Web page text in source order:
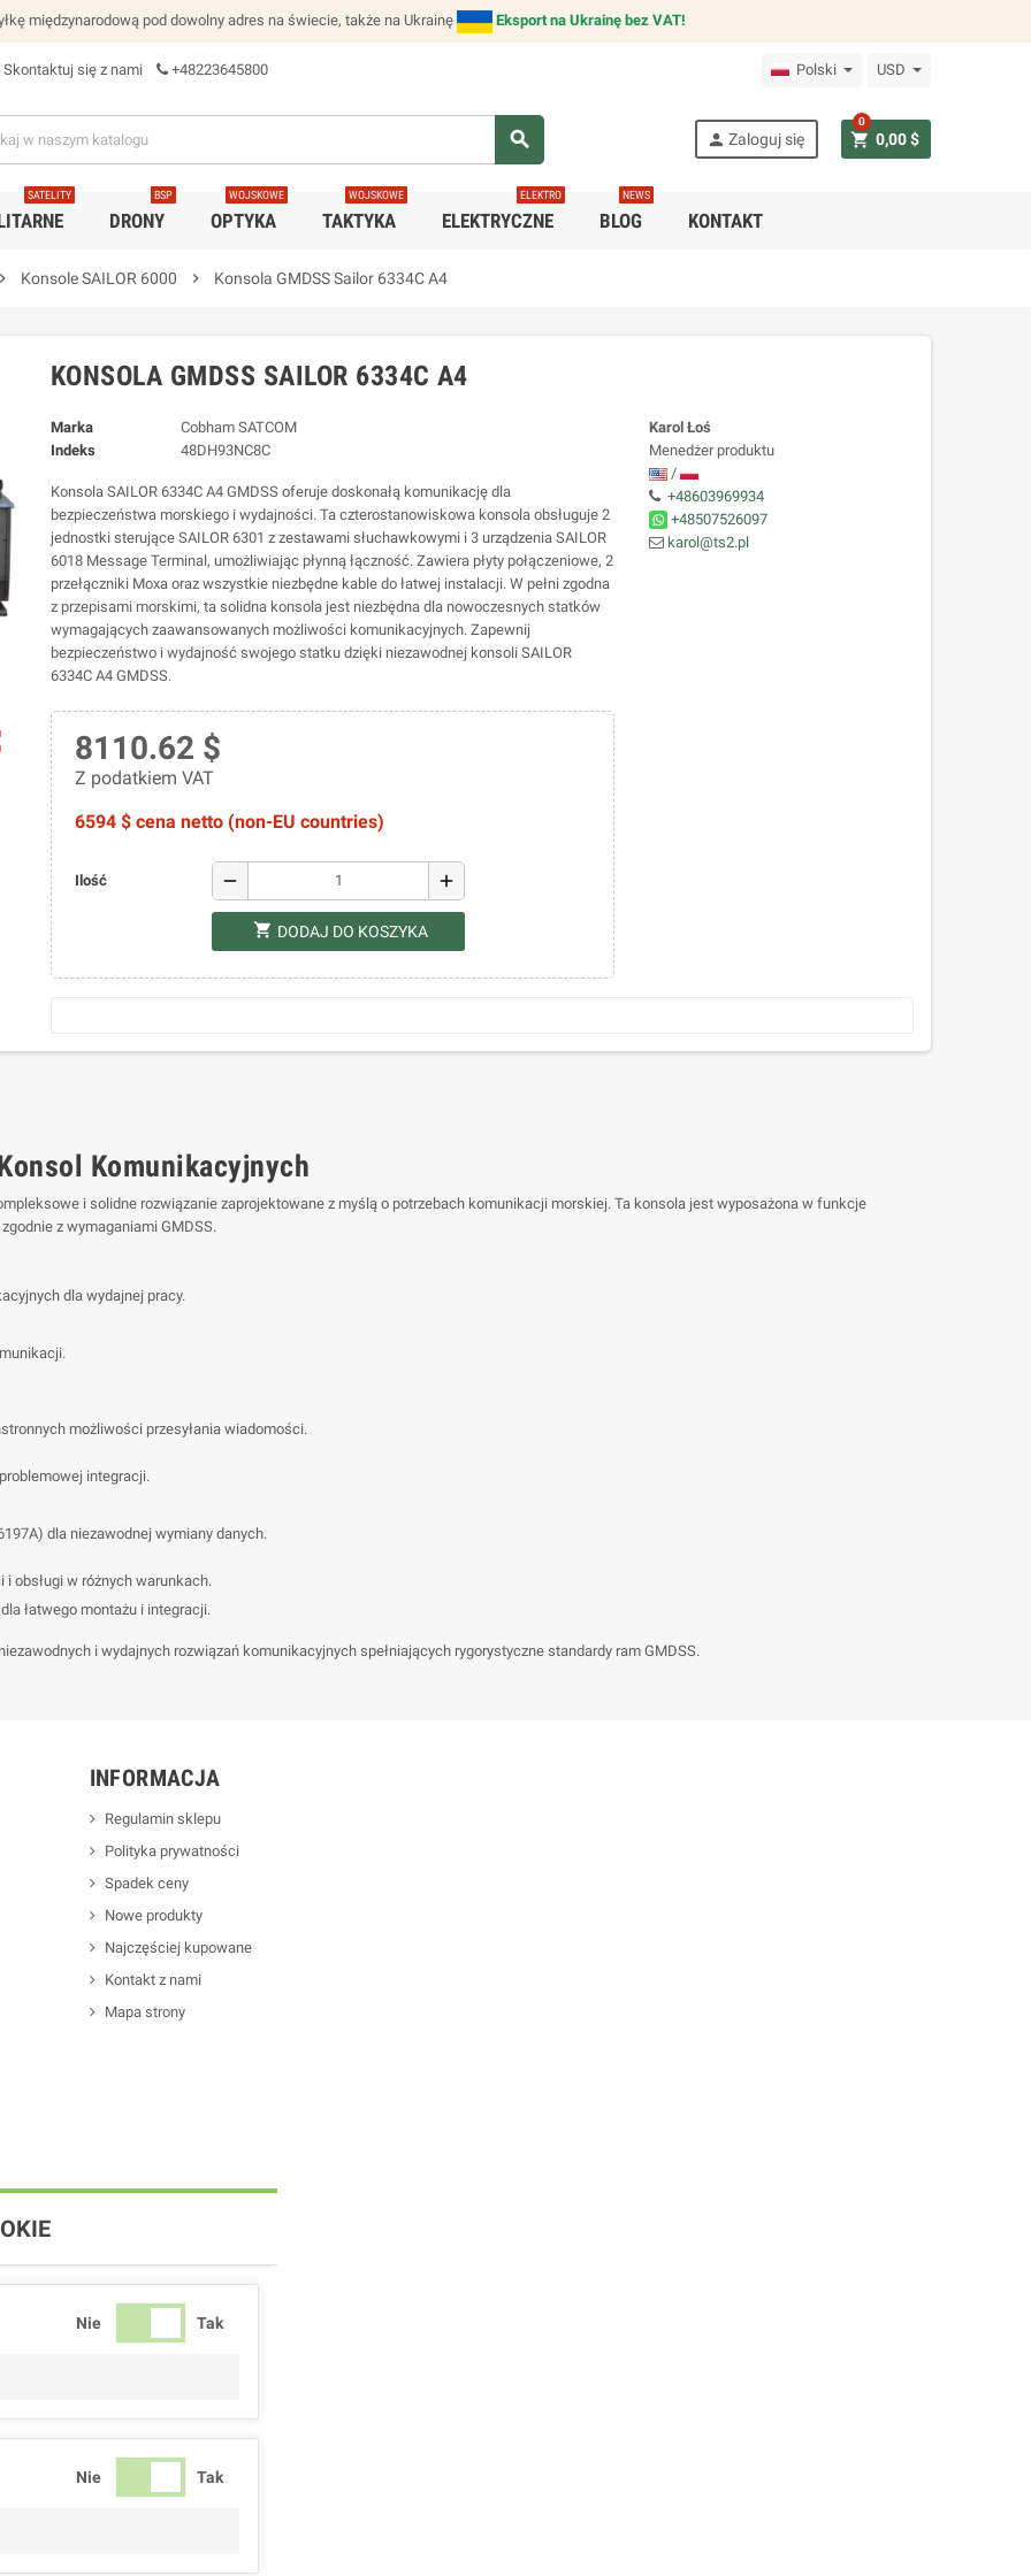
międzynarodową pod dowolny adres na świecie, także na Ukrainę Eksport na Ukrainę bez VAT!
Skontaktuj się z nami +48223645800 Polski USD
search person Zaloguj się shopping_cart 0,00 $
0
SATELITY
DRONY
BSP
OPTYKA
WOJSKOWE
TAKTYKA
WOJSKOWE
ELEKTRYCZNE
ELEKTRO
BLOG
NEWS
KONTAKT
chevron_right Konsole SAILOR 6000 chevron_right Konsola GMDSS Sailor 6334C A4
KONSOLA GMDSS SAILOR 6334C A4
Marka
Cobham SATCOM
Indeks
48DH93NC8C
Konsola SAILOR 6334C A4 GMDSS oferuje doskonałą komunikację dla
bezpieczeństwa morskiego i wydajności. Ta czterostanowiskowa konsola obsługuje 2
jednostki sterujące SAILOR 6301 z zestawami słuchawkowymi i 3 urządzenia SAILOR
6018 Message Terminal, umożliwiając płynną łączność. Zawiera płyty połączeniowe, 2
przełączniki Moxa oraz wszystkie niezbędne kable do łatwej instalacji. W pełni zgodna
z przepisami morskimi, ta solidna konsola jest niezbędna dla nowoczesnych statków
wymagających zaawansowanych możliwości komunikacyjnych. Zapewnij
bezpieczeństwo i wydajność swojego statku dzięki niezawodnej konsoli SAILOR
6334C A4 GMDSS.
8110.62 $
Z podatkiem VAT
6594 $ cena netto (non-EU countries)
Ilość remove add
shopping_cart DODAJ DO KOSZYKA
Karol Łoś
Menedżer produktu
/
+48603969934
+48507526097
karol@ts2.pl
Komunikacyjnych
i solidne rozwiązanie zaprojektowane z myślą o potrzebach komunikacji morskiej. Ta konsola jest wyposażona w funkcje
z wymaganiami GMDSS.
dla wydajnej pracy.
możliwości przesyłania wiadomości.
integracji.
dla niezawodnej wymiany danych.
obsługi w różnych warunkach.
łatwego montażu i integracji.
i wydajnych rozwiązań komunikacyjnych spełniających rygorystyczne standardy ram GMDSS.
INFORMACJA
Regulamin sklepu
Polityka prywatności
Spadek ceny
Nowe produkty
Najczęściej kupowane
Kontakt z nami
Mapa strony
Nie Tak
Nie Tak